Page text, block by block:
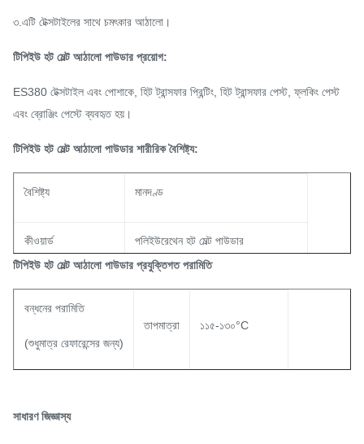
৩.এটি টেক্সটাইলের সাথে চমৎকার আঠালো।
টিপিইউ হট মেল্ট আঠালো পাউডার প্রয়োগ:
ES380 টেক্সটাইল এবং পোশাকে, হিট ট্রান্সফার প্রিন্টিং, হিট ট্রান্সফার পেস্ট, ফ্লকিং পেস্ট
এবং ব্রোঞ্জিং পেস্টে ব্যবহৃত হয়।
টিপিইউ হট মেল্ট আঠালো পাউডার শারীরিক বৈশিষ্ট্য:
বৈশিষ্ট্য মানদণ্ড
কীওয়ার্ড পলিইউরেথেন হট মেল্ট পাউডার
চেহারা সাদা পাউডার
পাউডার আকার পরিসীমা
টিপিইউ হট মেল্ট আঠালো পাউডার প্রযুক্তিগত পরামিতি
বন্ধনের পরামিতি
(শুধুমাত্র রেফারেন্সের জন্য)
তাপমাত্রা ১১৫-১৩০°C
সাধারণ জিজ্ঞাস্য